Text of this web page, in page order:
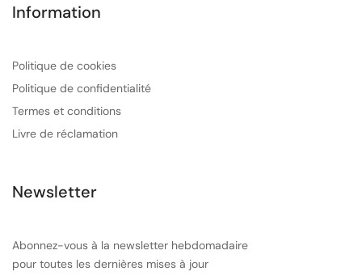
Information
Politique de cookies
Politique de confidentialité
Termes et conditions
Livre de réclamation
Newsletter
Abonnez-vous à la newsletter hebdomadaire
pour toutes les dernières mises à jour